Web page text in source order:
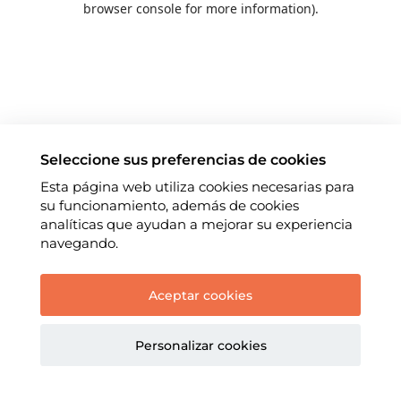
browser console for more information).
Seleccione sus preferencias de cookies
Esta página web utiliza cookies necesarias para
su funcionamiento, además de cookies
analíticas que ayudan a mejorar su experiencia
navegando.
Aceptar cookies
Personalizar cookies